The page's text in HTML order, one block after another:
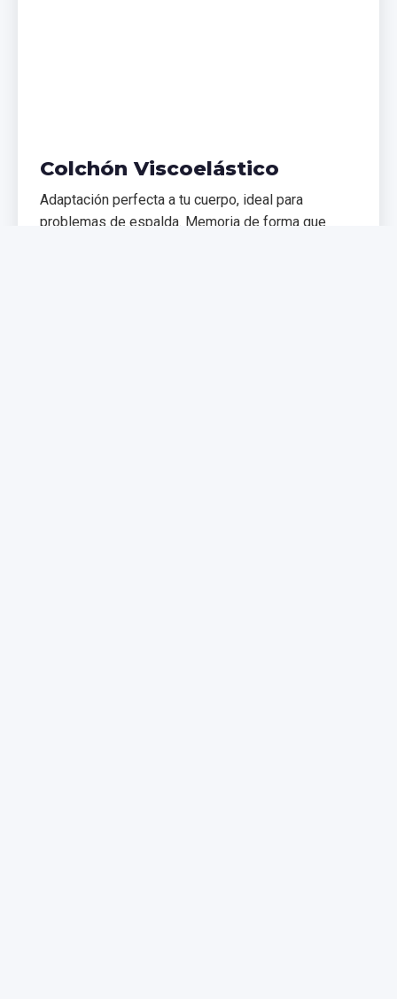
Colchón Viscoelástico
Adaptación perfecta a tu cuerpo, ideal para
problemas de espalda. Memoria de forma que